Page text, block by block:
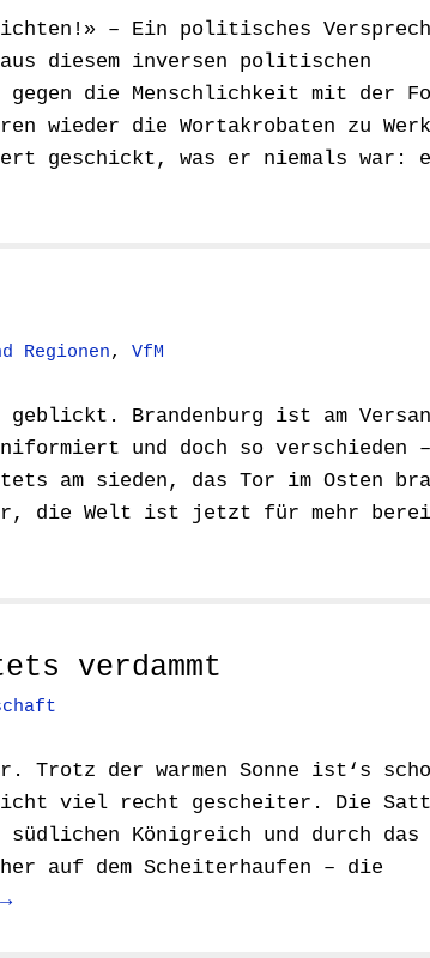
– Ein politisches
diesem inversen politischen
gegen die Menschlichkeit mit der
wieder die Wortakrobaten zu
geschickt, was er niemals war:
Regionen, VfM
geblickt. Brandenburg ist am
und doch so verschieden
am sieden, das Tor im Osten
die Welt ist jetzt für mehr
verdammt
Trotz der warmen Sonne ist‘s
viel recht gescheiter. Die
Königreich und durch das
auf dem Scheiterhaufen – die